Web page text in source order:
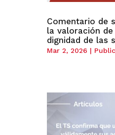
Comentario de
la valoración
dignidad de las
Mar 2, 2026 |